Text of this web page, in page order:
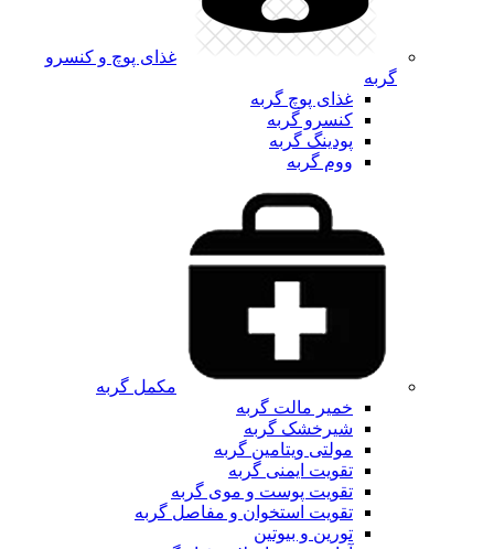
غذای پوچ و کنسرو
گربه
غذای پوچ گربه
کنسرو گربه
پودینگ گربه
ووم گربه
مکمل گربه
خمیر مالت گربه
شیرخشک گربه
مولتی ویتامین گربه
تقویت ایمنی گربه
تقویت پوست و موی گربه
تقویت استخوان و مفاصل گربه
تورین و بیوتین